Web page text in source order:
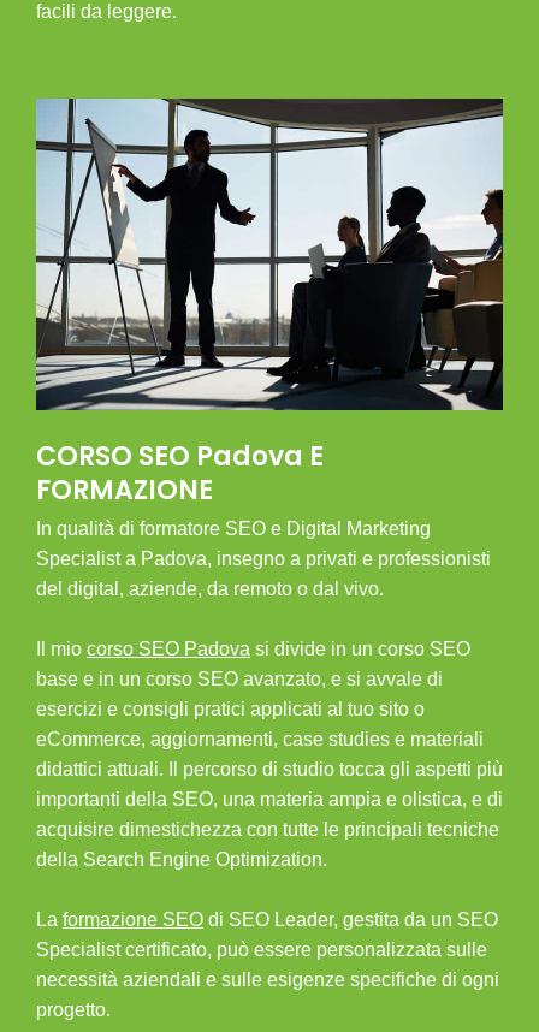
facili da leggere.
CORSO SEO Padova E
FORMAZIONE
In qualità di formatore SEO e Digital Marketing
Specialist a Padova, insegno a privati e professionisti
del digital, aziende, da remoto o dal vivo.
Il mio corso SEO Padova si divide in un corso SEO
base e in un corso SEO avanzato, e si avvale di
esercizi e consigli pratici applicati al tuo sito o
eCommerce, aggiornamenti, case studies e materiali
didattici attuali. Il percorso di studio tocca gli aspetti più
importanti della SEO, una materia ampia e olistica, e di
acquisire dimestichezza con tutte le principali tecniche
della Search Engine Optimization.
La formazione SEO di SEO Leader, gestita da un SEO
Specialist certificato, può essere personalizzata sulle
necessità aziendali e sulle esigenze specifiche di ogni
progetto.